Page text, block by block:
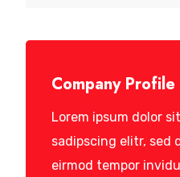
Company Profile
Lorem ipsum dolor
sadipscing elitr, sed
eirmod tempor